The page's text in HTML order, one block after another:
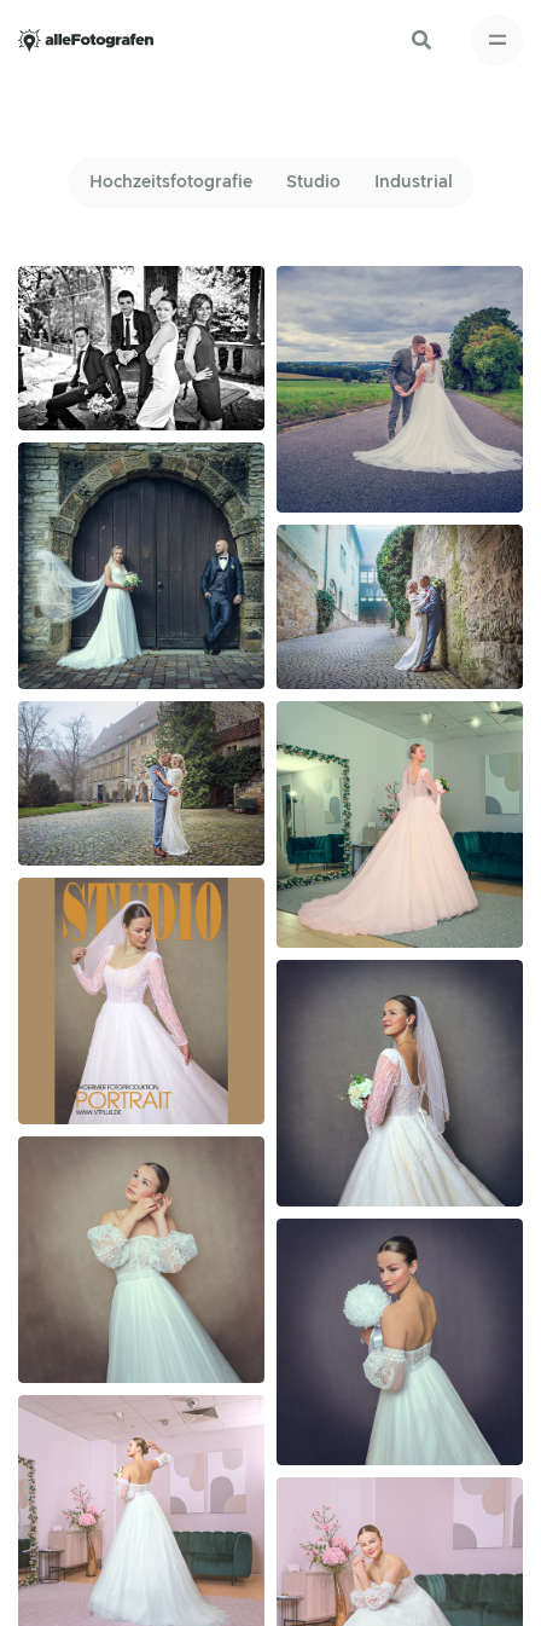
Hochzeitsfotografie Studio Industrial